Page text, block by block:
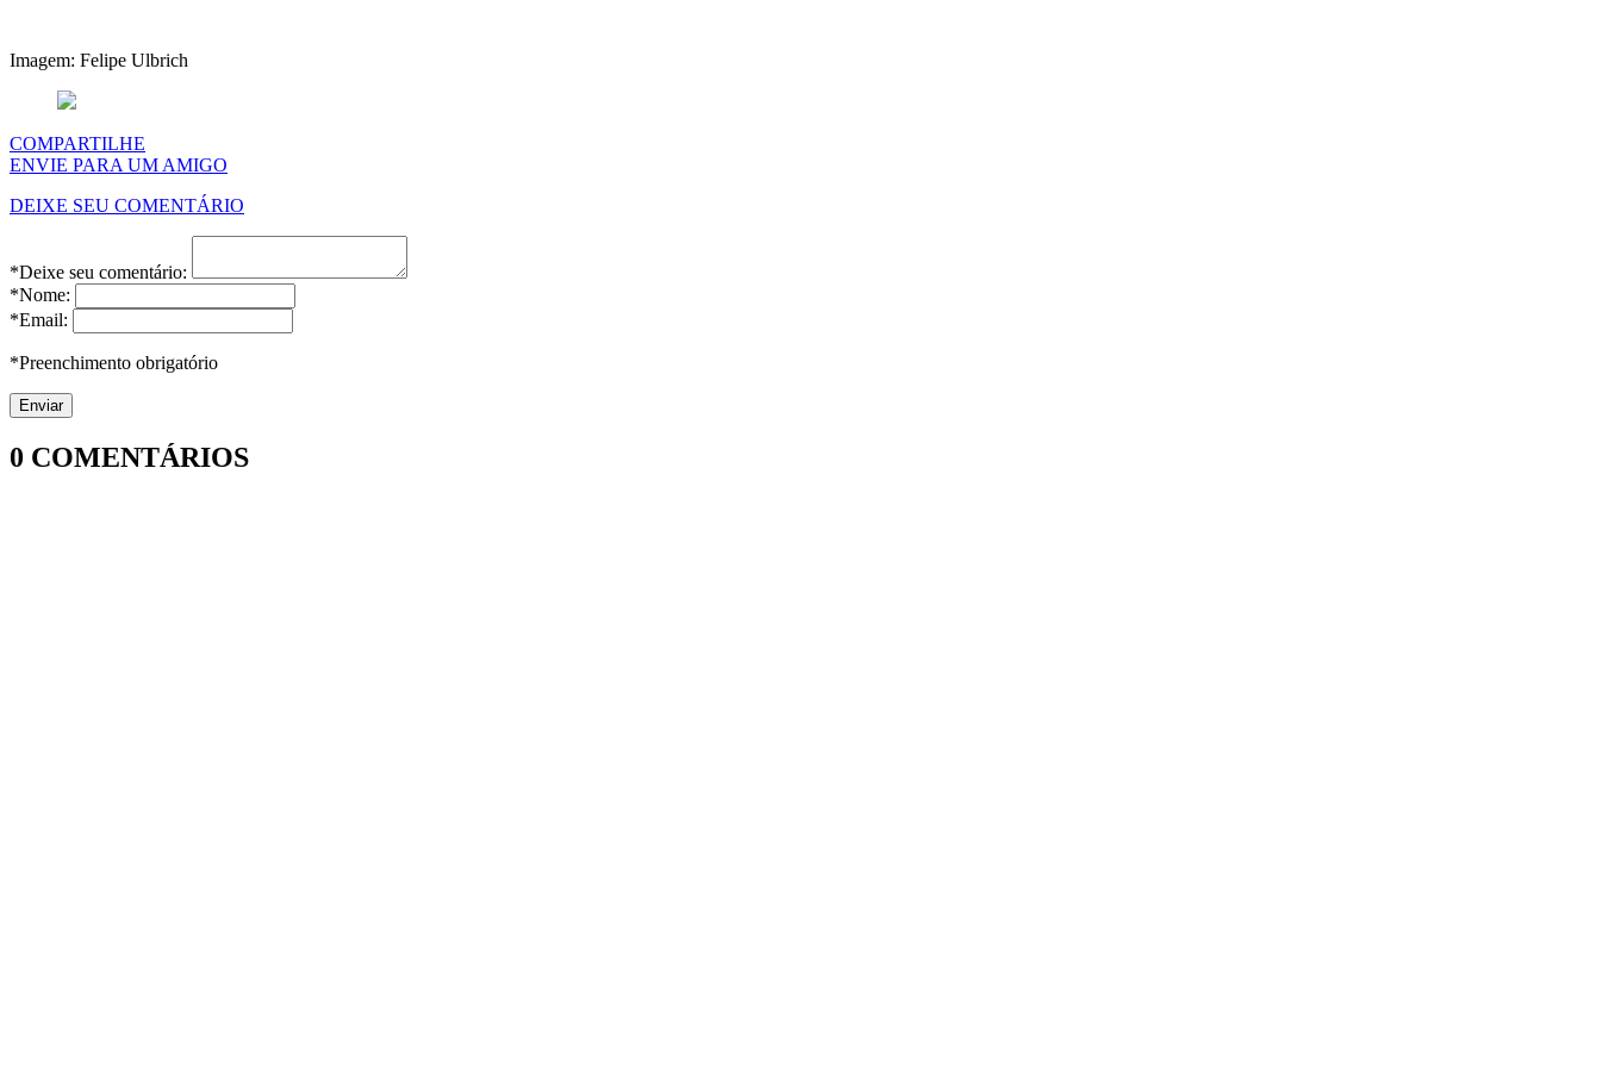
Imagem: Felipe Ulbrich
COMPARTILHE
ENVIE PARA UM AMIGO
DEIXE SEU COMENTÁRIO
*Deixe seu comentário:
*Nome:
*Email:
*Preenchimento obrigatório
0 COMENTÁRIOS